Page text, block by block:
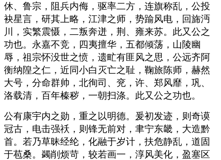
休、鲁宗，阻兵内侮，驱率二方，连旗称乱，公投
袂星言，研其上略，江津之师，势踰风电，回旆沔
川，实繁震慑，二叛奔迸，荆、雍来苏。此又公之
功也。永嘉不竞，四夷擅华，五都倾荡，山陵幽
辱，祖宗怀没世之愤，遗甿有匪风之思，公远齐阿
衡纳隍之仁，近同小白灭亡之耻，鞠旅陈师，赫然
大号，分命群帅，北徇司、兖，许、郑风靡，巩、
洛载清，百年榛秽，一朝扫涤。此又公之功也。
公有康宇内之勋，重之以明德。爰初发迹，则奇谟
冠古，电击强祅，则锋无前对，聿宁东畿，大造黔
首。若乃草昧经纶，化融于岁计，扶危静乱，道固
于苞桑。蠲削烦苛，较若画一，淳风美化，盈塞区